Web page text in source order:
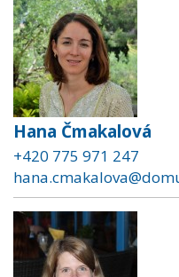
Hana Čmakalová
+420 775 971 247